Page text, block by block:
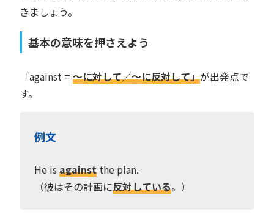
きましょう。
基本の意味を押さえよう
「against = 〜に対して／〜に反対して」が出発点で
す。
例文
He is against the plan.
（彼はその計画に反対している。）